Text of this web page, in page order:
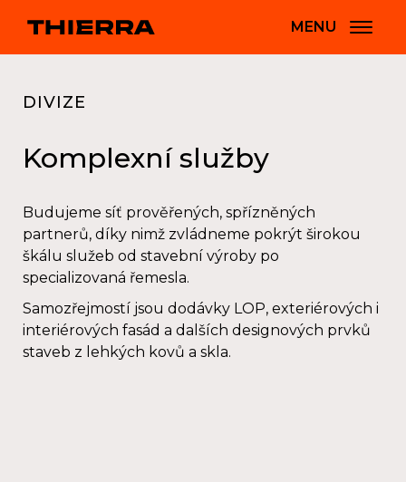
MENU
DIVIZE
Komplexní služby
Budujeme síť prověřených, spřízněných
partnerů, díky nimž zvládneme pokrýt širokou
škálu služeb od stavební výroby po
specializovaná řemesla.
Samozřejmostí jsou dodávky LOP, exteriérových i
interiérových fasád a dalších designových prvků
staveb z lehkých kovů a skla.